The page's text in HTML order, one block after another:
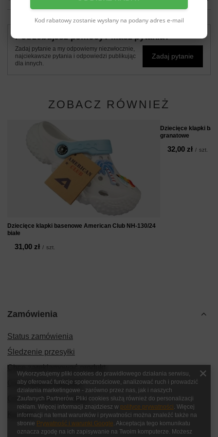
Potrzebujesz pomocy? Masz pytania?
Zadaj pytanie a my odpowiemy niezwłocznie,
najciekawsze pytania i odpowiedzi publikując
dla innych.
Zadaj pytanie
ZOBACZ RÓWNIEŻ
Dziecięce klapki basenowe American Club NH-130/24
białe
31,00 zł / szt.
Dziecięce klapki
granatowe
32,00 zł / szt.
Zamówienia
Status zamówienia
Śledzenie przesyłki
Chcę zareklamować produkt
Chcę zwrócić produkt
Chcę wymienić produkt
Kontakt
Kod rabatowy zostanie wysłany na podany adres e-mail
Wykorzystujemy pliki cookies do prawidłowego działania serwisu,
aby oferować funkcje społecznościowe, analizować ruch i prowadzić
działania marketingowe - zarówno przez nas, jak i naszych
Zaufanych Partnerów. Pliki cookies służą również do personalizacji
reklam. Więcej informacji znajdziesz w polityce prywatności. Więcej
informacji na temat warunków i prywatności można znaleźć także na
stronie Prywatność i warunki Google. Akceptacja tego komunikatu
oznacza zgodę na ich zapisywanie na Twoim komputerze. Możesz